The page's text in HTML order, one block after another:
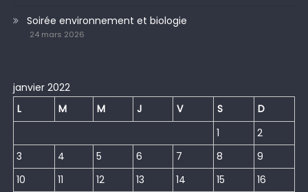
Soirée environnement et biologie
24 mars 2026
janvier 2022
L
M M J V S
D
1
2
3
4 5 6 7 8
9
10
11 12 13 14 15
16